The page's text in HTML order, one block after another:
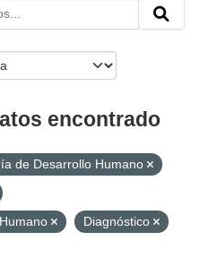
encontrado
de Desarrollo Humano
Diagnóstico